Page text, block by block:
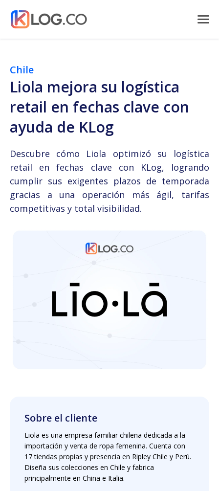
Chile
Liola mejora su logística
retail en fechas clave con
ayuda de KLog
Descubre cómo Liola optimizó su logística
retail en fechas clave con KLog, logrando
cumplir sus exigentes plazos de temporada
gracias a una operación más ágil, tarifas
competitivas y total visibilidad.
Sobre el cliente
Liola es una empresa familiar chilena dedicada a la
importación y venta de ropa femenina. Cuenta con
17 tiendas propias y presencia en Ripley Chile y Perú.
Diseña sus colecciones en Chile y fabrica
principalmente en China e Italia.